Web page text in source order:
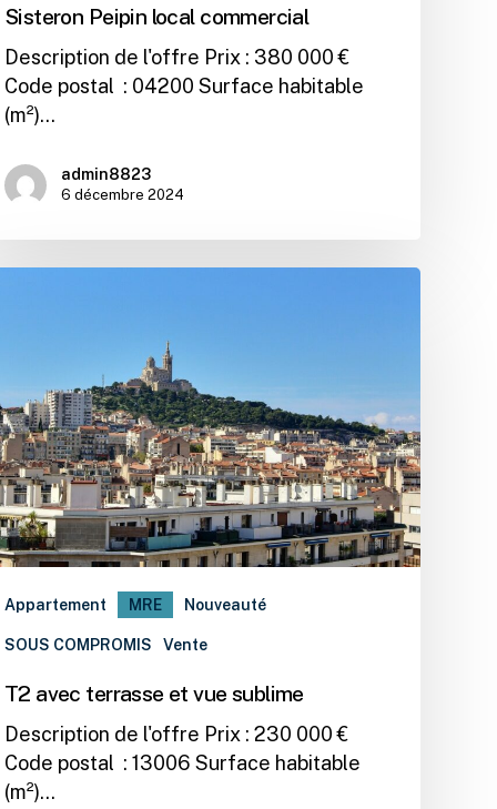
Sisteron Peipin local commercial
Description de l'offre Prix : 380 000 €
Code postal : 04200 Surface habitable
(m²)…
admin8823
6 décembre 2024
Appartement MRE Nouveauté
SOUS COMPROMIS Vente
T2 avec terrasse et vue sublime
Description de l'offre Prix : 230 000 €
Code postal : 13006 Surface habitable
(m²)…